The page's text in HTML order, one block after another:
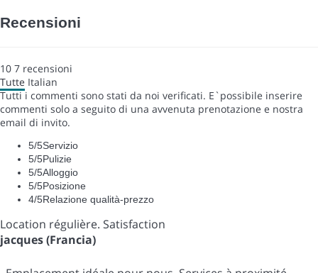
Recensioni
10 7 recensioni
Tutte Italian
Tutti i commenti sono stati da noi verificati. E`possibile inserire
commenti solo a seguito di una avvenuta prenotazione e nostra
email di invito.
5/5Servizio
5/5Pulizie
5/5Alloggio
5/5Posizione
4/5Relazione qualità-prezzo
Location régulière. Satisfaction
jacques (Francia)